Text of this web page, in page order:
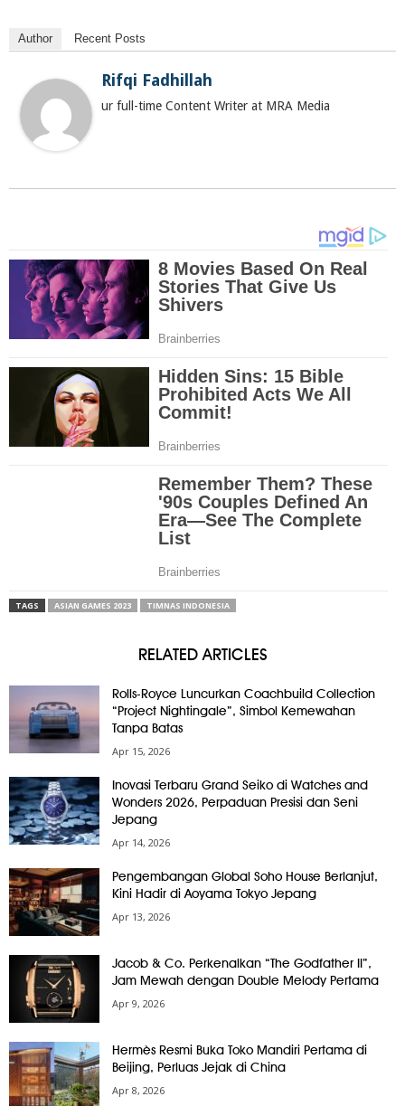
Author Recent Posts
Rifqi Fadhillah
ur full-time Content Writer at MRA Media
TAGS ASIAN GAMES 2023 TIMNAS INDONESIA
RELATED ARTICLES
Rolls-Royce Luncurkan Coachbuild Collection
“Project Nightingale”, Simbol Kemewahan
Tanpa Batas
Apr 15, 2026
Inovasi Terbaru Grand Seiko di Watches and
Wonders 2026, Perpaduan Presisi dan Seni
Jepang
Apr 14, 2026
Pengembangan Global Soho House Berlanjut,
Kini Hadir di Aoyama Tokyo Jepang
Apr 13, 2026
Jacob & Co. Perkenalkan “The Godfather II”,
Jam Mewah dengan Double Melody Pertama
Apr 9, 2026
Hermès Resmi Buka Toko Mandiri Pertama di
Beijing, Perluas Jejak di China
Apr 8, 2026